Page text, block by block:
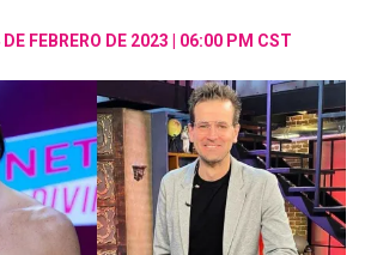
DE FEBRERO DE 2023 | 06:00 PM CST